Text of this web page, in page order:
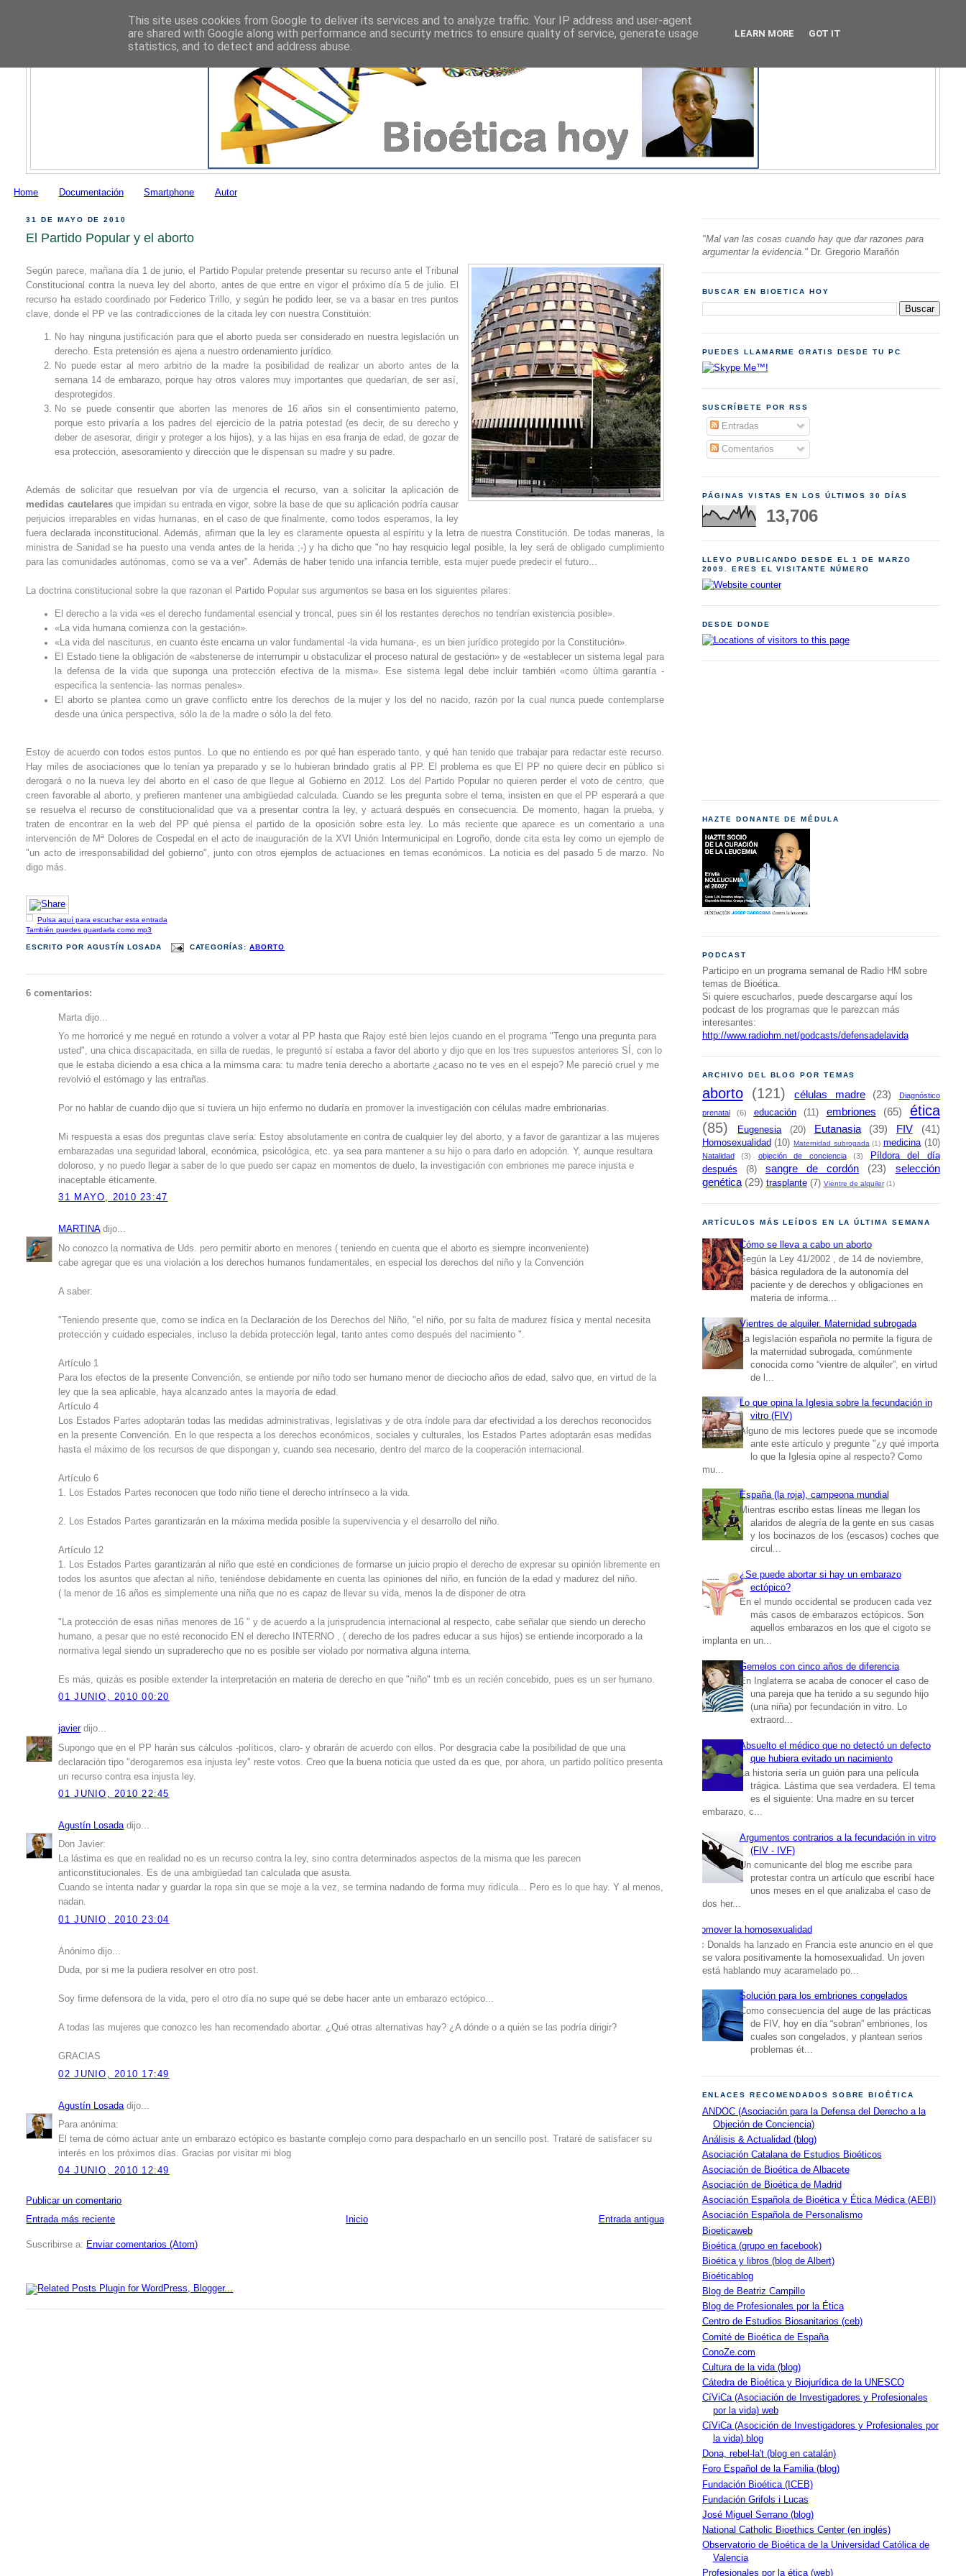
Home Documentación Smartphone Autor
31 DE MAYO DE 2010
El Partido Popular y el aborto
Según parece, mañana día 1 de junio, el Partido Popular pretende presentar su recurso ante el Tribunal
Constitucional contra la nueva ley del aborto, antes de que entre en vigor el próximo día 5 de julio. El
recurso ha estado coordinado por Federico Trillo, y según he podido leer, se va a basar en tres puntos
clave, donde el PP ve las contradicciones de la citada ley con nuestra Constituión:
No hay ninguna justificación para que el aborto pueda ser considerado en nuestra legislación un
derecho. Esta pretensión es ajena a nuestro ordenamiento jurídico.
No puede estar al mero arbitrio de la madre la posibilidad de realizar un aborto antes de la
semana 14 de embarazo, porque hay otros valores muy importantes que quedarían, de ser así,
desprotegidos.
No se puede consentir que aborten las menores de 16 años sin el consentimiento paterno,
porque esto privaría a los padres del ejercicio de la patria potestad (es decir, de su derecho y
deber de asesorar, dirigir y proteger a los hijos), y a las hijas en esa franja de edad, de gozar de
esa protección, asesoramiento y dirección que le dispensan su madre y su padre.
Además de solicitar que resuelvan por vía de urgencia el recurso, van a solicitar la aplicación de
medidas cautelaresque impidan su entrada en vigor, sobre la base de que su aplicación podría causar
perjuicios irreparables en vidas humanas, en el caso de que finalmente, como todos esperamos, la ley
fuera declarada inconstitucional. Además, afirman que la ley es claramente opuesta al espíritu y la letra de nuestra Constitución. De todas maneras, la
ministra de Sanidad se ha puesto una venda antes de la herida ;-) y ha dicho que "no hay resquicio legal posible, la ley será de obligado cumplimiento
para las comunidades autónomas, como se va a ver". Además de haber tenido una infancia terrible, esta mujer puede predecir el futuro...
La doctrina constitucional sobre la que razonan el Partido Popular sus argumentos se basa en los siguientes pilares:
El derecho a la vida «es el derecho fundamental esencial y troncal, pues sin él los restantes derechos no tendrían existencia posible».
«La vida humana comienza con la gestación».
«La vida del nasciturus, en cuanto éste encarna un valor fundamental -la vida humana-, es un bien jurídico protegido por la Constitución».
El Estado tiene la obligación de «abstenerse de interrumpir u obstaculizar el proceso natural de gestación» y de «establecer un sistema legal para
la defensa de la vida que suponga una protección efectiva de la misma». Ese sistema legal debe incluir también «como última garantía -
especifica la sentencia- las normas penales».
El aborto se plantea como un grave conflicto entre los derechos de la mujer y los del no nacido, razón por la cual nunca puede contemplarse
desde una única perspectiva, sólo la de la madre o sólo la del feto.
Estoy de acuerdo con todos estos puntos. Lo que no entiendo es por qué han esperado tanto, y qué han tenido que trabajar para redactar este recurso.
Hay miles de asociaciones que lo tenían ya preparado y se lo hubieran brindado gratis al PP. El problema es que El PP no quiere decir en público si
derogará o no la nueva ley del aborto en el caso de que llegue al Gobierno en 2012. Los del Partido Popular no quieren perder el voto de centro, que
creen favorable al aborto, y prefieren mantener una ambigüedad calculada. Cuando se les pregunta sobre el tema, insisten en que el PP esperará a que
se resuelva el recurso de constitucionalidad que va a presentar contra la ley, y actuará después en consecuencia. De momento, hagan la prueba, y
traten de encontrar en la web del PP qué piensa el partido de la oposición sobre esta ley. Lo más reciente que aparece es un comentario a una
intervención de Mª Dolores de Cospedal en el acto de inauguración de la XVI Unión Intermunicipal en Logroño, donde cita esta ley como un ejemplo de
"un acto de irresponsabilidad del gobierno", junto con otros ejemplos de actuaciones en temas económicos. La noticia es del pasado 5 de marzo. No
digo más.
Pulsa aquí para escuchar esta entrada
También puedes guardarla como mp3
ESCRITO PORAGUSTÍN LOSADA CATEGORÍAS:ABORTO
6 comentarios:
Marta dijo...
Yo me horroricé y me negué en rotundo a volver a votar al PP hasta que Rajoy esté bien lejos cuando en el programa "Tengo una pregunta para
usted", una chica discapacitada, en silla de ruedas, le preguntó sí estaba a favor del aborto y dijo que en los tres supuestos anteriores SÍ, con lo
que le estaba diciendo a esa chica a la mimsma cara: tu madre tenía derecho a abortarte ¿acaso no te ves en el espejo? Me pareció cruel y me
revolvió el estómago y las entrañas.
Por no hablar de cuando dijo que si tuviera un hijo enfermo no dudaría en promover la investigación con células madre embrionarias.
Mi respuesta a esas dos preguntas clave sería: Estoy absolutamente en contra de cualquier ley del aborto, y a favor de garantizar a las mujeres
embarazadas una seguridad laboral, económica, psicológica, etc. ya sea para mantener a su hijo o para darlo en adopción. Y, aunque resultara
doloroso, y no puedo llegar a saber de lo que puedo ser capaz en momentos de duelo, la investigación con embriones me parece injusta e
inaceptable éticamente.
31 MAYO, 2010 23:47
MARTINAdijo...
No conozco la normativa de Uds. pero permitir aborto en menores ( teniendo en cuenta que el aborto es siempre inconveniente)
cabe agregar que es una violación a los derechos humanos fundamentales, en especial los derechos del niño y la Convención
A saber:
"Teniendo presente que, como se indica en la Declaración de los Derechos del Niño, "el niño, por su falta de madurez física y mental necesita
protección y cuidado especiales, incluso la debida protección legal, tanto antes como después del nacimiento ".
Artículo 1
Para los efectos de la presente Convención, se entiende por niño todo ser humano menor de dieciocho años de edad, salvo que, en virtud de la
ley que la sea aplicable, haya alcanzado antes la mayoría de edad.
Artículo 4
Los Estados Partes adoptarán todas las medidas administrativas, legislativas y de otra índole para dar efectividad a los derechos reconocidos
en la presente Convención. En lo que respecta a los derechos económicos, sociales y culturales, los Estados Partes adoptarán esas medidas
hasta el máximo de los recursos de que dispongan y, cuando sea necesario, dentro del marco de la cooperación internacional.
Artículo 6
1. Los Estados Partes reconocen que todo niño tiene el derecho intrínseco a la vida.
2. Los Estados Partes garantizarán en la máxima medida posible la supervivencia y el desarrollo del niño.
Artículo 12
1. Los Estados Partes garantizarán al niño que esté en condiciones de formarse un juicio propio el derecho de expresar su opinión libremente en
todos los asuntos que afectan al niño, teniéndose debidamente en cuenta las opiniones del niño, en función de la edad y madurez del niño.
( la menor de 16 años es simplemente una niña que no es capaz de llevar su vida, menos la de disponer de otra
"La protección de esas niñas menores de 16 " y de acuerdo a la jurisprudencia internacional al respecto, cabe señalar que siendo un derecho
humano, a pesar que no esté reconocido EN el derecho INTERNO , ( derecho de los padres educar a sus hijos) se entiende incorporado a la
normativa legal siendo un supraderecho que no es posible ser violado por normativa alguna interna.
Es más, quizás es posible extender la interpretación en materia de derecho en que "niño" tmb es un recién concebido, pues es un ser humano.
01 JUNIO, 2010 00:20
javierdijo...
Supongo que en el PP harán sus cálculos -políticos, claro- y obrarán de acuerdo con ellos. Por desgracia cabe la posibilidad de que una
declaración tipo "derogaremos esa injusta ley" reste votos. Creo que la buena noticia que usted da es que, por ahora, un partido político presenta
un recurso contra esa injusta ley.
01 JUNIO, 2010 22:45
Agustín Losadadijo...
Don Javier:
La lástima es que en realidad no es un recurso contra la ley, sino contra determinados aspectos de la misma que les parecen
anticonstitucionales. Es de una ambigüedad tan calculada que asusta.
Cuando se intenta nadar y guardar la ropa sin que se moje a la vez, se termina nadando de forma muy ridícula... Pero es lo que hay. Y al menos,
nadan.
01 JUNIO, 2010 23:04
Anónimo dijo...
Duda, por si me la pudiera resolver en otro post.
Soy firme defensora de la vida, pero el otro día no supe qué se debe hacer ante un embarazo ectópico...
A todas las mujeres que conozco les han recomendado abortar. ¿Qué otras alternativas hay? ¿A dónde o a quién se las podría dirigir?
GRACIAS
02 JUNIO, 2010 17:49
Agustín Losada dijo...
Para anónima:
El tema de cómo actuar ante un embarazo ectópico es bastante complejo como para despacharlo en un sencillo post. Trataré de satisfacer su
interés en los próximos días. Gracias por visitar mi blog
04 JUNIO, 2010 12:49
Publicar un comentario
Entrada más reciente
Entrada antigua
Inicio
Suscribirse a: Enviar comentarios (Atom)
"Mal van las cosas cuando hay que dar razones para
argumentar la evidencia." Dr. Gregorio Marañón
BUSCAR EN BIOETICA HOY
PUEDES LLAMARME GRATIS DESDE TU PC
SUSCRÍBETE POR RSS
Entradas
Comentarios
PÁGINAS VISTAS EN LOS ÚLTIMOS 30 DÍAS
13,706
LLEVO PUBLICANDO DESDE EL 1 DE MARZO
2009. ERES EL VISITANTE NÚMERO
DESDE DONDE
HAZTE DONANTE DE MÉDULA
PODCAST
Participo en un programa semanal de Radio HM sobre
temas de Bioética.
Si quiere escucharlos, puede descargarse aquí los
podcast de los programas que le parezcan más
interesantes:
http://www.radiohm.net/podcasts/defensadelavida
ARCHIVO DEL BLOG POR TEMAS
aborto (121) células madre (23)
Diagnóstico
prenatal
(6) educación (11) embriones (65)
ética
(85)
Eugenesia (20) Eutanasia (39) FIV (41)
Homosexualidad (10) Maternidad subrogada (1) medicina (10)
Natalidad (3) objeción de conciencia (3)
Píldora del día
después
(8) sangre de cordón (23)
selección
genética (29) trasplante (7) Vientre de alquiler (1)
ARTÍCULOS MÁS LEÍDOS EN LA ÚLTIMA SEMANA
Cómo se lleva a cabo un aborto
Según la Ley 41/2002 , de 14 de noviembre,
básica reguladora de la autonomía del
paciente y de derechos y obligaciones en
materia de informa...
Vientres de alquiler. Maternidad subrogada
La legislación española no permite la figura de
la maternidad subrogada, comúnmente
conocida como “vientre de alquiler”, en virtud
de l...
Lo que opina la Iglesia sobre la fecundación in
vitro (FIV)
Alguno de mis lectores puede que se incomode
ante este artículo y pregunte "¿y qué importa
lo que la Iglesia opine al respecto? Como
mu...
España (la roja), campeona mundial
Mientras escribo estas líneas me llegan los
alaridos de alegría de la gente en sus casas
y los bocinazos de los (escasos) coches que
circul...
¿Se puede abortar si hay un embarazo
ectópico?
En el mundo occidental se producen cada vez
más casos de embarazos ectópicos. Son
aquellos embarazos en los que el cigoto se
implanta en un...
Gemelos con cinco años de diferencia
En Inglaterra se acaba de conocer el caso de
una pareja que ha tenido a su segundo hijo
(una niña) por fecundación in vitro. Lo
extraord...
Absuelto el médico que no detectó un defecto
que hubiera evitado un nacimiento
La historia sería un guión para una película
trágica. Lástima que sea verdadera. El tema
es el siguiente: Una madre en su tercer
embarazo, c...
Argumentos contrarios a la fecundación in vitro
(FIV - IVF)
Un comunicante del blog me escribe para
protestar contra un artículo que escribí hace
unos meses en el que analizaba el caso de
dos her...
Promover la homosexualidad
Mc Donalds ha lanzado en Francia este anuncio en el que
se valora positivamente la homosexualidad. Un joven
está hablando muy acaramelado po...
Solución para los embriones congelados
Como consecuencia del auge de las prácticas
de FIV, hoy en día “sobran” embriones, los
cuales son congelados, y plantean serios
problemas ét...
ENLACES RECOMENDADOS SOBRE BIOÉTICA
ANDOC (Asociación para la Defensa del Derecho a la
Objeción de Conciencia)
Análisis & Actualidad (blog)
Asociación Catalana de Estudios Bioéticos
Asociación de Bioética de Albacete
Asociación de Bioética de Madrid
Asociación Española de Bioética y Ética Médica (AEBI)
Asociación Española de Personalismo
Bioeticaweb
Bioética (grupo en facebook)
Bioética y libros (blog de Albert)
Bioéticablog
Blog de Beatriz Campillo
Blog de Profesionales por la Ética
Centro de Estudios Biosanitarios (ceb)
Comité de Bioética de España
ConoZe.com
Cultura de la vida (blog)
Cátedra de Bioética y Biojurídica de la UNESCO
CíViCa (Asociación de Investigadores y Profesionales
por la vida) web
CíViCa (Asocición de Investigadores y Profesionales por
la vida) blog
Dona, rebel-la't (blog en catalán)
Foro Español de la Familia (blog)
Fundación Bioética (ICEB)
Fundación Grifols i Lucas
José Miguel Serrano (blog)
National Catholic Bioethics Center (en inglés)
Observatorio de Bioética de la Universidad Católica de
Valencia
Profesionales por la ética (web)
This site uses cookies from Google to deliver its services and to analyze traffic. Your IP address and user-agent
are shared with Google along with performance and security metrics to ensure quality of service, generate usage
statistics, and to detect and address abuse.
LEARN MORE GOT IT